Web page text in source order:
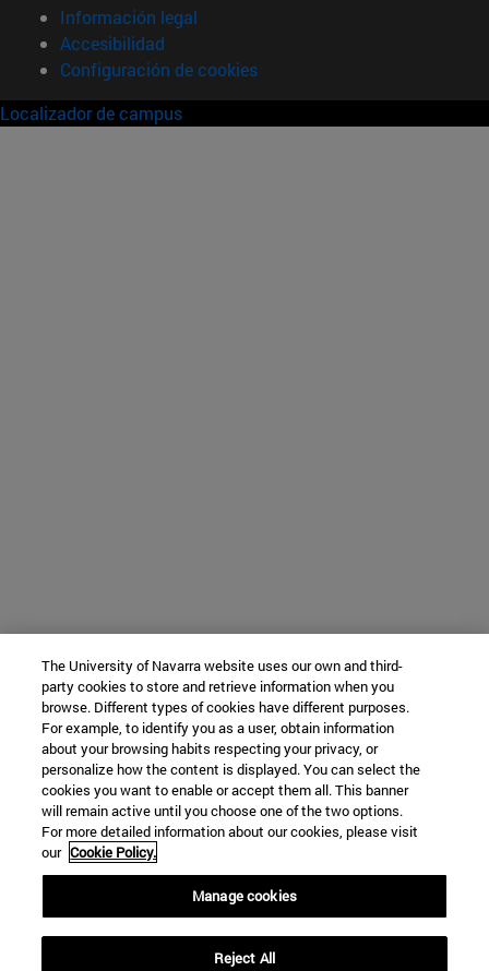
Información legal
Accesibilidad
Configuración de cookies
Localizador de campus
The University of Navarra website uses our own and third-
party cookies to store and retrieve information when you
browse. Different types of cookies have different purposes.
For example, to identify you as a user, obtain information
about your browsing habits respecting your privacy, or
personalize how the content is displayed. You can select the
cookies you want to enable or accept them all. This banner
will remain active until you choose one of the two options.
For more detailed information about our cookies, please visit
our Cookie Policy.
Manage cookies
Reject All